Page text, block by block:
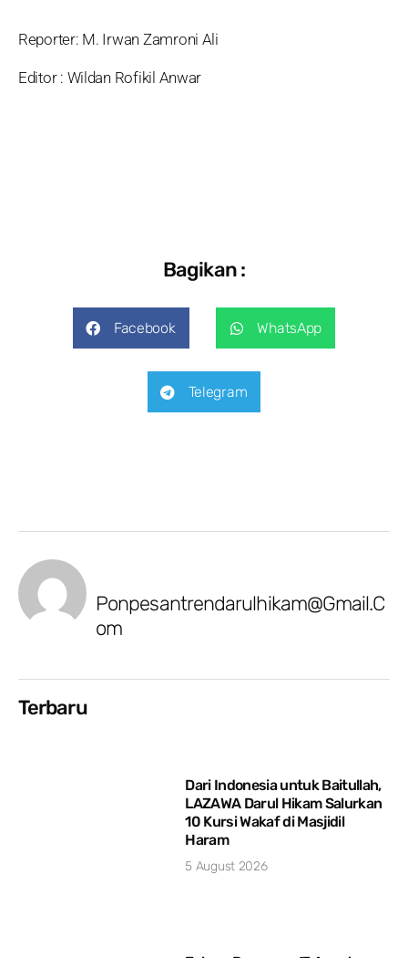
Reporter: M. Irwan Zamroni Ali
Editor : Wildan Rofikil Anwar
Bagikan :
Facebook WhatsApp
Telegram
Ponpesantrendarulhikam@gmail.c
Om
Terbaru
Dari Indonesia untuk Baitullah,
LAZAWA Darul Hikam Salurkan
10 Kursi Wakaf di Masjidil
Haram
5 August 2026